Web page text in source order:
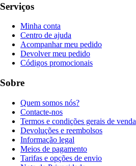
Serviços
Minha conta
Centro de ajuda
Acompanhar meu pedido
Devolver meu pedido
Códigos promocionais
Sobre
Quem somos nós?
Contacte-nos
Termos e condições gerais de venda
Devoluções e reembolsos
Informação legal
Meios de pagamento
Tarifas e opções de envio